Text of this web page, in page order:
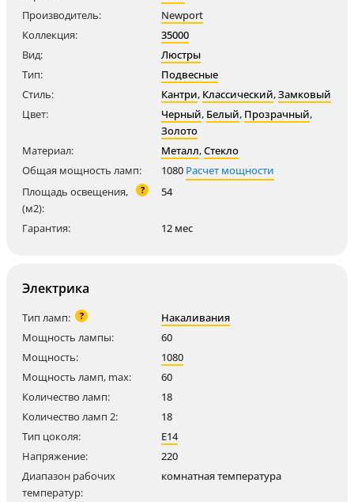
Производитель:
Newport
Коллекция:
35000
Вид:
Люстры
Тип:
Подвесные
Стиль:
Кантри, Классический,Замковый
Цвет:
Черный, Белый, Прозрачный,
Золото
Материал:
Металл,Стекло
Общая мощность ламп:
1080 Расчет мощности
Площадь освещения,
(м2):
? 54
Гарантия: 12 мес
Электрика
Тип ламп: ?
Накаливания
Мощность лампы:
60
Мощность:
1080
Мощность ламп, max:
60
Количество ламп:
18
Количество ламп 2:
18
Тип цоколя:
E14
Напряжение:
220
Диапазон рабочих
температур:
комнатная температура